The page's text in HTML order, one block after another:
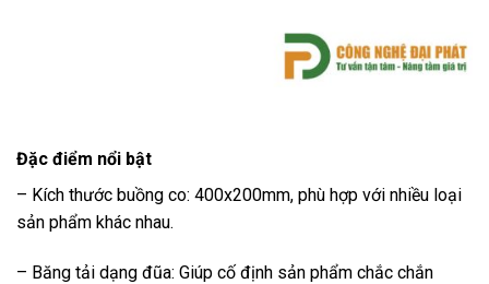
Đặc điểm nổi bật
– Kích thước buồng co: 400x200mm, phù hợp với nhiều loại
sản phẩm khác nhau.
– Băng tải dạng đũa: Giúp cố định sản phẩm chắc chắn